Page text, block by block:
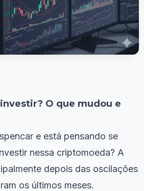
O que mudou e
e está pensando se
nessa criptomoeda? A
depois das oscilações
os últimos meses.